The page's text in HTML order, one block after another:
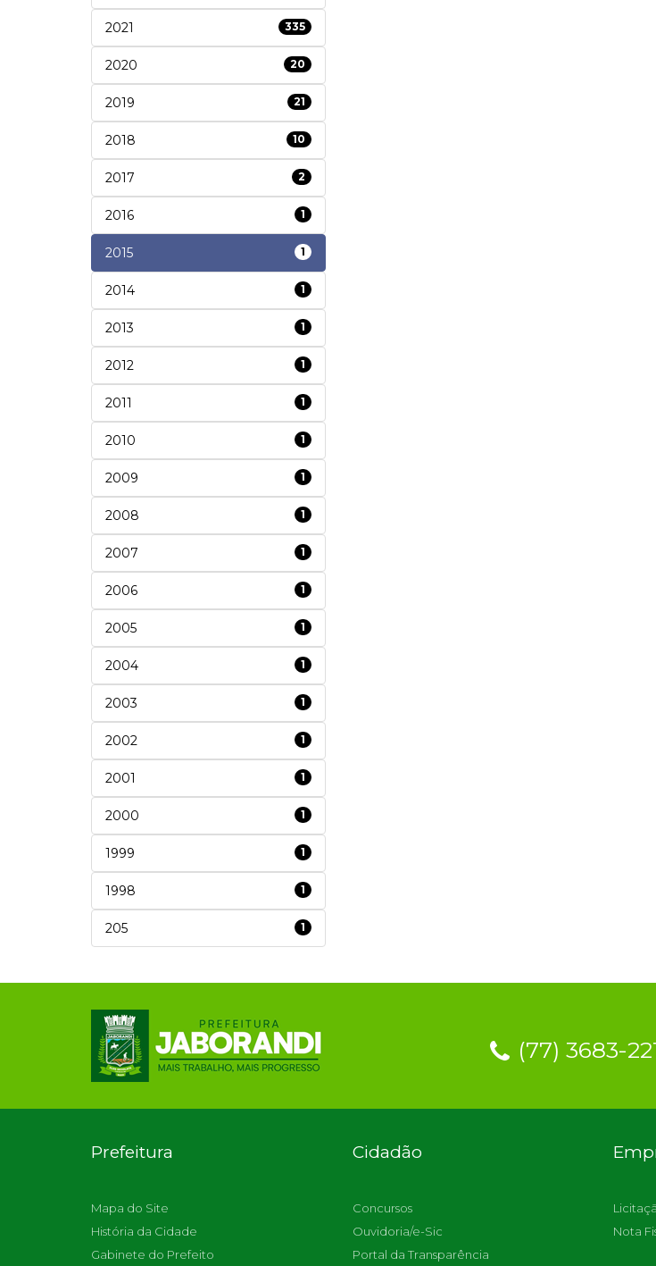
2021 335
2020 20
2019 21
2018 10
2017 2
2016 1
2015 1
2014 1
2013 1
2012 1
2011 1
2010 1
2009 1
2008 1
2007 1
2006 1
2005 1
2004 1
2003 1
2002 1
2001 1
2000 1
1999 1
1998 1
205 1
(77) 3683-
Prefeitura
Mapa do Site
História da Cidade
Gabinete do Prefeito
Cidadão
Concursos
Ouvidoria/e-Sic
Portal da Transparência
Nota